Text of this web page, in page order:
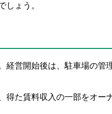
しょう。
営開始後は、駐車場の管
た賃料収入の一部をオー